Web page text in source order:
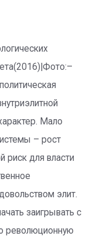
Мало
– рост
риск для власти
элит.
заигрывать с
революционную